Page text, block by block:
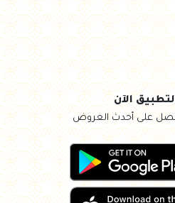
الآن
على أحدث العروض